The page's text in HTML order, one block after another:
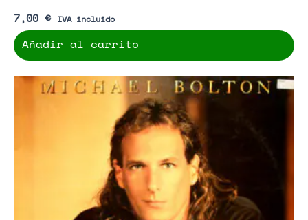
7,00 € IVA incluido
Añadir al carrito